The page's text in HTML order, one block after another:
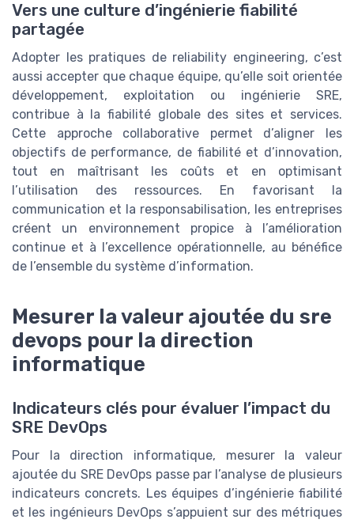
Vers une culture d’ingénierie fiabilité
partagée
Adopter les pratiques de reliability engineering, c’est
aussi accepter que chaque équipe, qu’elle soit orientée
développement, exploitation ou ingénierie SRE,
contribue à la fiabilité globale des sites et services.
Cette approche collaborative permet d’aligner les
objectifs de performance, de fiabilité et d’innovation,
tout en maîtrisant les coûts et en optimisant
l’utilisation des ressources. En favorisant la
communication et la responsabilisation, les entreprises
créent un environnement propice à l’amélioration
continue et à l’excellence opérationnelle, au bénéfice
de l’ensemble du système d’information.
Mesurer la valeur ajoutée du sre
devops pour la direction
informatique
Indicateurs clés pour évaluer l’impact du
SRE DevOps
Pour la direction informatique, mesurer la valeur
ajoutée du SRE DevOps passe par l’analyse de plusieurs
indicateurs concrets. Les équipes d’ingénierie fiabilité
et les ingénieurs DevOps s’appuient sur des métriques